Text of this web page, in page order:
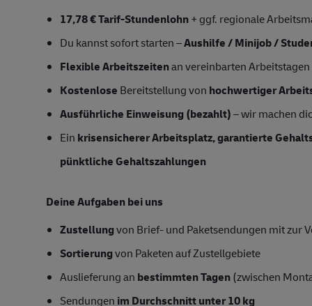
17,78 € Tarif-Stundenlohn+ ggf. regionale
Du kannst sofort starten –Aushilfe / Minijob /
Flexible Arbeitszeitenan vereinbarten Arbeitstagen
Kostenlose Bereitstellung von hochwertiger
Ausführliche Einweisung (bezahlt)– wir machen
Ein krisensicherer Arbeitsplatz, garantierte
pünktliche Gehaltszahlungen
Deine Aufgaben bei uns
Zustellungvon Brief- und Paketsendungen mit zur
Sortierungvon Paketen auf Zustellgebiete
Auslieferung an bestimmten Tagen(zwischen
Sendungen im Durchschnitt unter 10 kg